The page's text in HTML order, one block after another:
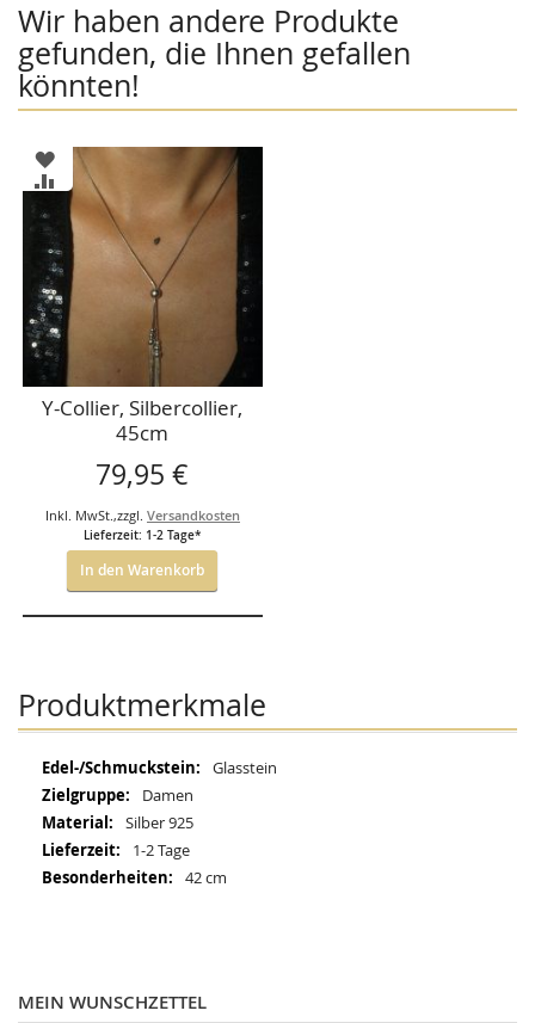
Wir haben andere Produkte
gefunden, die Ihnen gefallen
könnten!
ZUR
WUNSCHLISTE
HINZUFÜGEN
ZUR
VERGLEICHSLISTE
HINZUFÜGEN
Y-Collier, Silbercollier,
45cm
79,95 €
Inkl. MwSt. ,zzgl. Versandkosten
Lieferzeit: 1-2 Tage*
In den Warenkorb
Produktmerkmale
Mehr
Informationen
Glasstein
Damen
Silber 925
1-2 Tage
42 cm
MEIN WUNSCHZETTEL